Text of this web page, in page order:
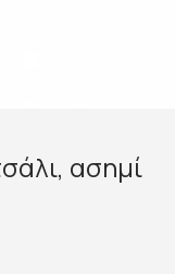
ασημί